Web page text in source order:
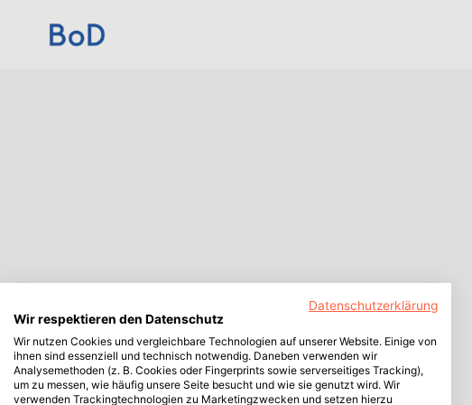
Datenschutzerklärung
Wir respektieren den Datenschutz
Wir nutzen Cookies und vergleichbare Technologien auf unserer Website. Einige von
ihnen sind essenziell und technisch notwendig. Daneben verwenden wir
Analysemethoden (z. B. Cookies oder Fingerprints sowie serverseitiges Tracking),
um zu messen, wie häufig unsere Seite besucht und wie sie genutzt wird. Wir
verwenden Trackingtechnologien zu Marketingzwecken und setzen hierzu